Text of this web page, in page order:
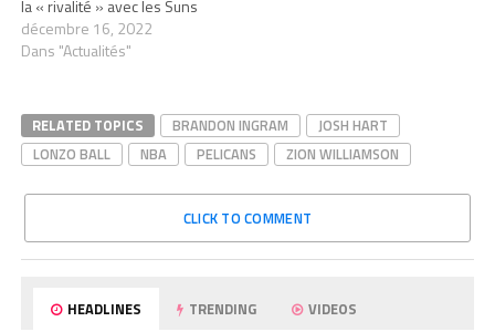
la « rivalité » avec les Suns
décembre 16, 2022
Dans "Actualités"
RELATED TOPICS BRANDON INGRAM
JOSH HART
LONZO BALL
NBA PELICANS ZION WILLIAMSON
CLICK TO COMMENT
HEADLINES TRENDING VIDEOS